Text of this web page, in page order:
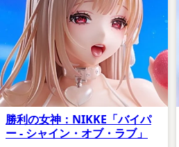
勝利の女神：NIKKE「バイパ
ー - シャイン・オブ・ラブ」